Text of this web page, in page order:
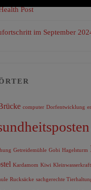
Post
im September
computer Dorfentwicklung
Getreidemühle Gobi Hagelsturm
Kardamom Kiwi
Rucksäcke sachgerechte